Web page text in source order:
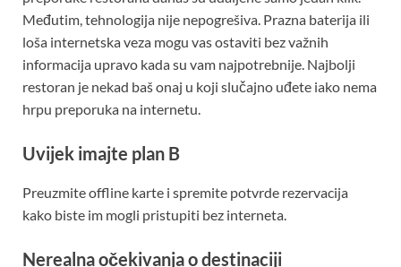
Međutim, tehnologija nije nepogrešiva. Prazna baterija ili
loša internetska veza mogu vas ostaviti bez važnih
informacija upravo kada su vam najpotrebnije. Najbolji
restoran je nekad baš onaj u koji slučajno uđete iako nema
hrpu preporuka na internetu.
Uvijek imajte plan B
Preuzmite offline karte i spremite potvrde rezervacija
kako biste im mogli pristupiti bez interneta.
Nerealna očekivanja o destinaciji